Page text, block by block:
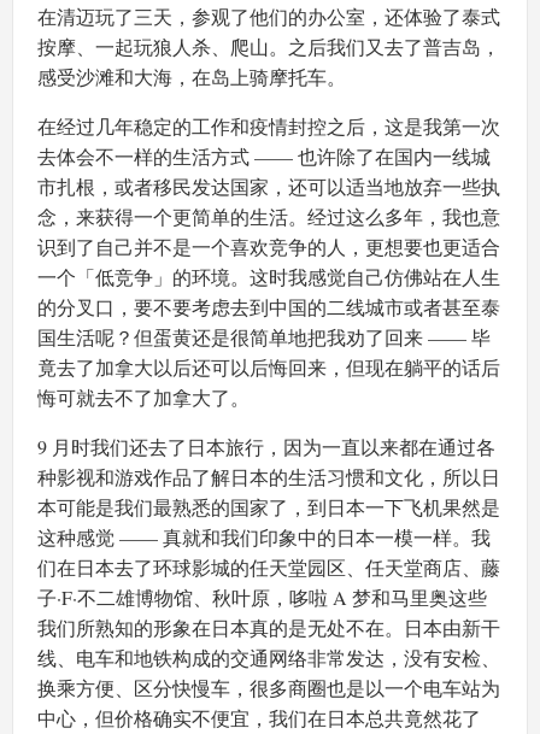
在清迈玩了三天，参观了他们的办公室，还体验了泰式
按摩、一起玩狼人杀、爬山。之后我们又去了普吉岛，
感受沙滩和大海，在岛上骑摩托车。
在经过几年稳定的工作和疫情封控之后，这是我第一次
去体会不一样的生活方式 —— 也许除了在国内一线城
市扎根，或者移民发达国家，还可以适当地放弃一些执
念，来获得一个更简单的生活。经过这么多年，我也意
识到了自己并不是一个喜欢竞争的人，更想要也更适合
一个「低竞争」的环境。这时我感觉自己仿佛站在人生
的分叉口，要不要考虑去到中国的二线城市或者甚至泰
国生活呢？但蛋黄还是很简单地把我劝了回来 —— 毕
竟去了加拿大以后还可以后悔回来，但现在躺平的话后
悔可就去不了加拿大了。
9 月时我们还去了日本旅行，因为一直以来都在通过各
种影视和游戏作品了解日本的生活习惯和文化，所以日
本可能是我们最熟悉的国家了，到日本一下飞机果然是
这种感觉 —— 真就和我们印象中的日本一模一样。我
们在日本去了环球影城的任天堂园区、任天堂商店、藤
子·F·不二雄博物馆、秋叶原，哆啦 A 梦和马里奥这些
我们所熟知的形象在日本真的是无处不在。日本由新干
线、电车和地铁构成的交通网络非常发达，没有安检、
换乘方便、区分快慢车，很多商圈也是以一个电车站为
中心，但价格确实不便宜，我们在日本总共竟然花了